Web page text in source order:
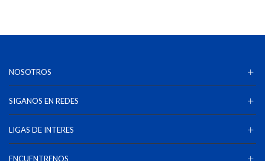
NOSOTROS
SIGANOS EN REDES
LIGAS DE INTERES
ENCUENTRENOS